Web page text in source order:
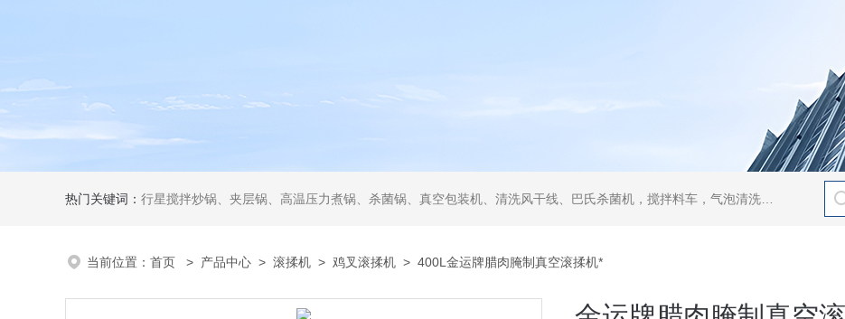
热门关键词： 行星搅拌炒锅、夹层锅、高温压力煮锅、杀菌锅、真空包装机、清洗风干线、巴氏杀菌机，搅拌料车，气泡清洗机，翻转风干机
当前位置： 首页 > 产品中心 > 滚揉机 > 鸡叉滚揉机 > 400L金运牌腊肉腌制真空滚揉机*